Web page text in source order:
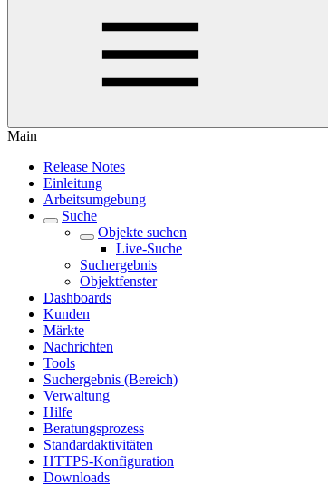
Main
Release Notes
Einleitung
Arbeitsumgebung
Suche
Objekte suchen
Live-Suche
Suchergebnis
Objektfenster
Dashboards
Kunden
Märkte
Nachrichten
Tools
Suchergebnis (Bereich)
Verwaltung
Hilfe
Beratungsprozess
Standardaktivitäten
HTTPS-Konfiguration
Downloads